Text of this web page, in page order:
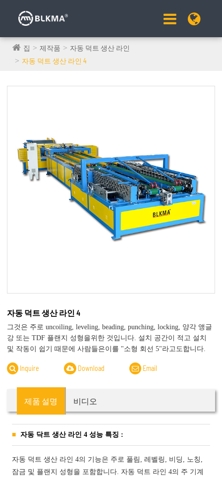
집 제작품
자동 덕트 생산 라인
자동 덕트 생산 라인 4
자동 덕트 생산 라인 4
그것은 주로 uncoiling, leveling, beading, punching, locking, 양각 앵글
강 또는 TDF 플랜지 성형을위한 것입니다. 설치 공간이 적고 설치
및 작동이 쉽기 때문에 사람들은이를 "소형 회선 5"라고도합니다.
Inquire Download Email
제품 설명 비디오
자동 닥트 생산 라인 4 성능 특징 :
자동 덕트 생산 라인 4의 기능은 주로 풀림, 레벨링, 비딩, 노칭,
잠금 및 플랜지 성형을 포함합니다. 자동 덕트 라인 4의 주 기계